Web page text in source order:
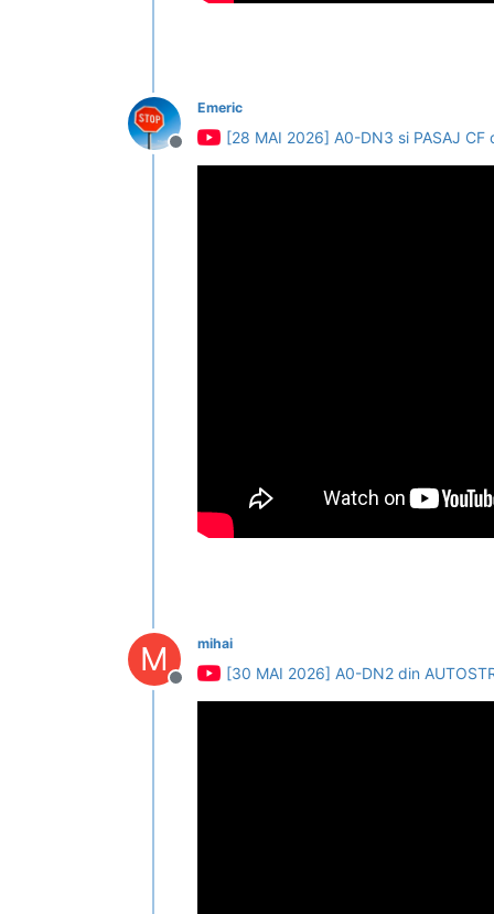
Deconectat
Emeric
[28 MAI 2026] A0-DN3 si PASAJ CF
M
Deconectat
mihai
[30 MAI 2026] A0-DN2 din